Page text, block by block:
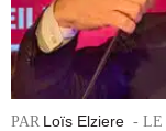
Loïs Elziere